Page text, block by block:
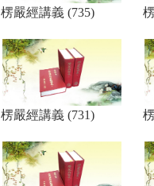
楞嚴經講義 (735)
楞嚴經講義 (731)